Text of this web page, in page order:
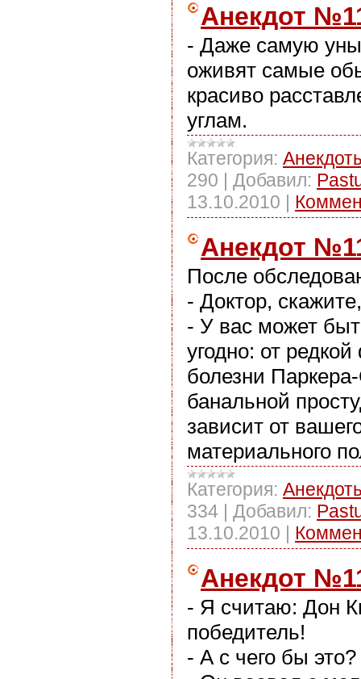
Анекдот
- Даже самую
оживят самые
красиво
углам.
Категория:
290 | Добавил:
13.10.2010 |
Анекдот
После
- Доктор,
- У вас может
угодно: от
болезни
банальной
зависит от
материального
Категория:
334 | Добавил:
13.10.2010 |
Анекдот
- Я считаю: Дон
победитель!
- А с чего бы это?